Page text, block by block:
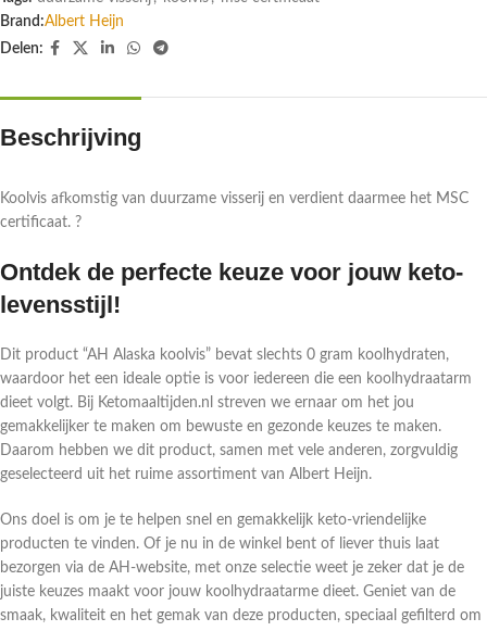
Brand:Albert Heijn
Delen:
Beschrijving
Koolvis afkomstig van duurzame visserij en verdient daarmee het MSC
certificaat. ?
Ontdek de perfecte keuze voor jouw keto-
levensstijl!
Dit product “AH Alaska koolvis” bevat slechts 0 gram koolhydraten,
waardoor het een ideale optie is voor iedereen die een koolhydraatarm
dieet volgt. Bij Ketomaaltijden.nl streven we ernaar om het jou
gemakkelijker te maken om bewuste en gezonde keuzes te maken.
Daarom hebben we dit product, samen met vele anderen, zorgvuldig
geselecteerd uit het ruime assortiment van Albert Heijn.
Ons doel is om je te helpen snel en gemakkelijk keto-vriendelijke
producten te vinden. Of je nu in de winkel bent of liever thuis laat
bezorgen via de AH-website, met onze selectie weet je zeker dat je de
juiste keuzes maakt voor jouw koolhydraatarme dieet. Geniet van de
smaak, kwaliteit en het gemak van deze producten, speciaal gefilterd om